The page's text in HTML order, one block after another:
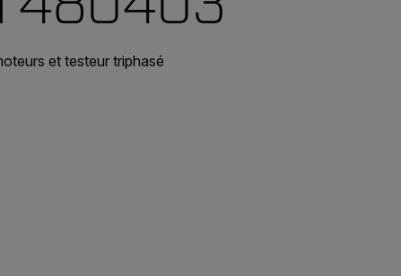
et testeur triphasé